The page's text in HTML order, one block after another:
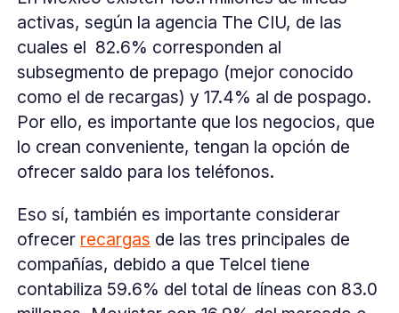
activas, según la agencia The CIU, de las
cuales el 82.6% corresponden al
subsegmento de prepago (mejor conocido
como el de recargas) y 17.4% al de pospago.
Por ello, es importante que los negocios, que
lo crean conveniente, tengan la opción de
ofrecer saldo para los teléfonos.
Eso sí, también es importante considerar
ofrecer recargas de las tres principales de
compañías, debido a que Telcel tiene
contabiliza 59.6% del total de líneas con 83.0